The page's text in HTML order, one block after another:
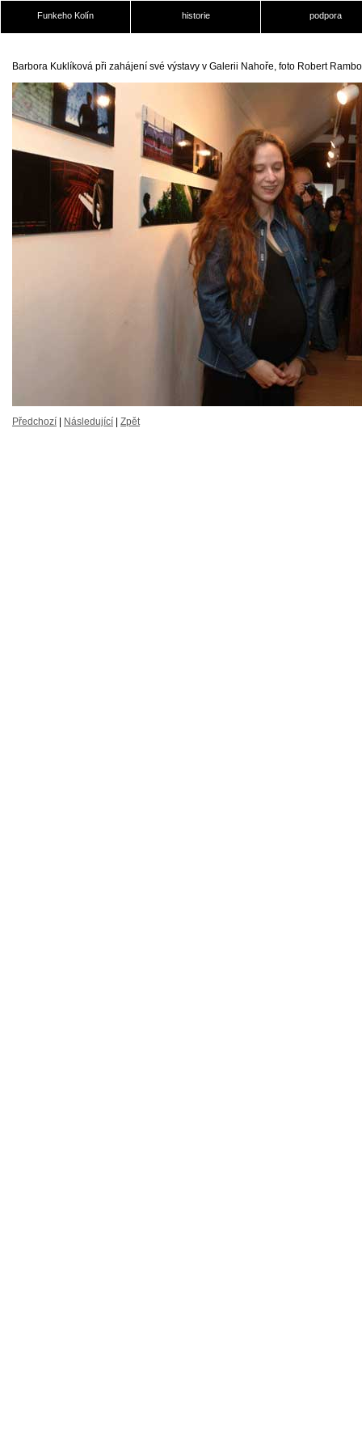
Funkeho Kolín historie podpora
Barbora Kuklíková při zahájení své výstavy v Galerii Nahoře, foto Robert
Předchozí Následující Zpět